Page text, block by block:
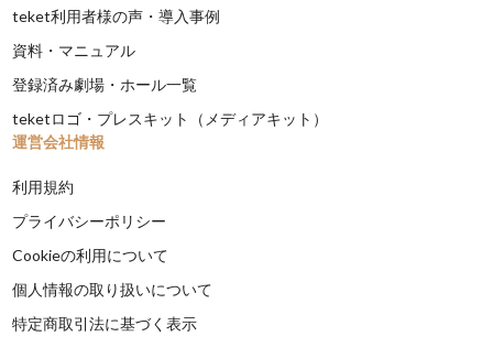
teket利用者様の声・導入事例
資料・マニュアル
登録済み劇場・ホール一覧
teketロゴ・プレスキット（メディアキット）
運営会社情報
利用規約
プライバシーポリシー
Cookieの利用について
個人情報の取り扱いについて
特定商取引法に基づく表示